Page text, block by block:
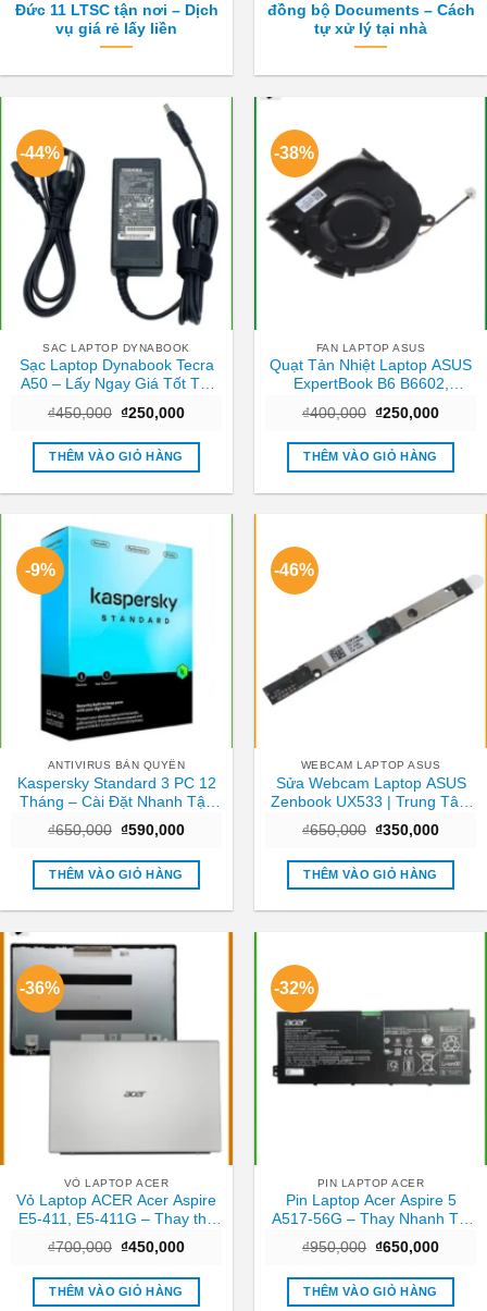
Đức 11 LTSC tận nơi – Dịch
vụ giá rẻ lấy liền
đồng bộ Documents – Cách
tự xử lý tại nhà
-44%
SAC LAPTOP DYNABOOK
Sạc Laptop Dynabook Tecra
A50 – Lấy Ngay Giá Tốt Tại
₫450,000 Giá
là:
₫450,000.
₫250,000Giá
tại
₫250,000.
THÊM VÀO GIỎ HÀNG
-38%
FAN LAPTOP ASUS
Quạt Tản Nhiệt Laptop ASUS
ExpertBook B6 B6602,
Ngay TPHCM
₫400,000 Giá
là:
₫400,000.
₫250,000Giá
tại
THÊM VÀO GIỎ HÀNG
-9%
ANTIVIRUS BẢN QUYỀN
Kaspersky Standard 3 PC 12
Tháng – Cài Đặt Nhanh Tận
₫650,000 Giá
là:
₫650,000.
₫590,000Giá
tại
₫590,000.
THÊM VÀO GIỎ HÀNG
-46%
WEBCAM LAPTOP ASUS
Sửa Webcam Laptop ASUS
Zenbook UX533 | Trung Tâm
₫650,000 Giá
là:
₫650,000.
₫350,000Giá
tại
THÊM VÀO GIỎ HÀNG
-36%
VỎ LAPTOP ACER
Vỏ Laptop ACER Acer Aspire
E5-411, E5-411G – Thay thế
₫700,000 Giá
là:
₫700,000.
₫450,000Giá
tại
₫450,000.
THÊM VÀO GIỎ HÀNG
-32%
PIN LAPTOP ACER
Pin Laptop Acer Aspire 5
A517-56G – Thay Nhanh Tại
₫950,000 Giá
là:
₫950,000.
₫650,000Giá
tại
THÊM VÀO GIỎ HÀNG